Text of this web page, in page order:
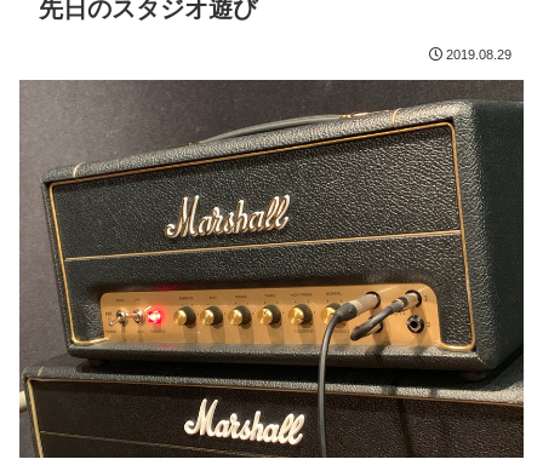
先日のスタジオ遊び
2019.08.29